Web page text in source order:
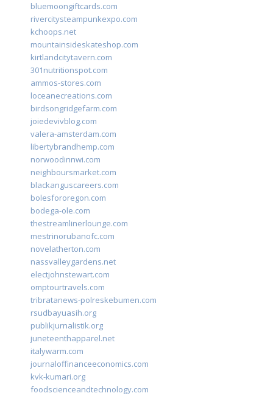
bluemoongiftcards.com
rivercitysteampunkexpo.com
kchoops.net
mountainsideskateshop.com
kirtlandcitytavern.com
301nutritionspot.com
ammos-stores.com
loceanecreations.com
birdsongridgefarm.com
joiedevivblog.com
valera-amsterdam.com
libertybrandhemp.com
norwoodinnwi.com
neighboursmarket.com
blackanguscareers.com
bolesfororegon.com
bodega-ole.com
thestreamlinerlounge.com
mestrinorubanofc.com
novelatherton.com
nassvalleygardens.net
electjohnstewart.com
omptourtravels.com
tribratanews-polreskebumen.com
rsudbayuasih.org
publikjurnalistik.org
juneteenthapparel.net
italywarm.com
journaloffinanceeconomics.com
kvk-kumari.org
foodscienceandtechnology.com